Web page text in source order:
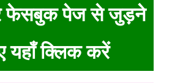
फेसबुक पेज से जुड़ने
यहाँ क्लिक करें